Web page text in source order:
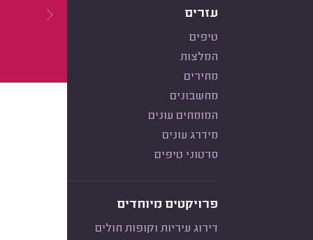
עזרים
טיפים
המלצות
מחירים
מחשבונים
המומחים עונים
מידרג עונים
סרטוני טיפים
פרויקטים מיוחדים
דירוג עיריות וקופות חולים